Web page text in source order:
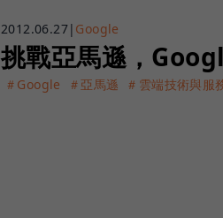
2012.06.27| Google
挑戰亞馬遜，
＃Google ＃亞馬遜 ＃雲端技術與服